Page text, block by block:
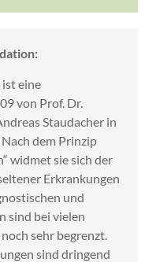
eine
von Prof. Dr.
Staudacher in
dem Prinzip
widmet sie sich der
Erkrankungen
und
sind bei vielen
sehr begrenzt.
sind dringend